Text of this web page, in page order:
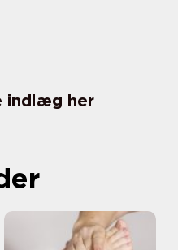
indlæg her